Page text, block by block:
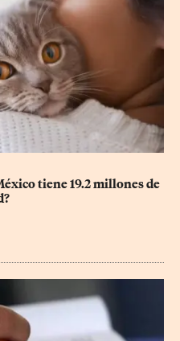
tiene 19.2 millones de